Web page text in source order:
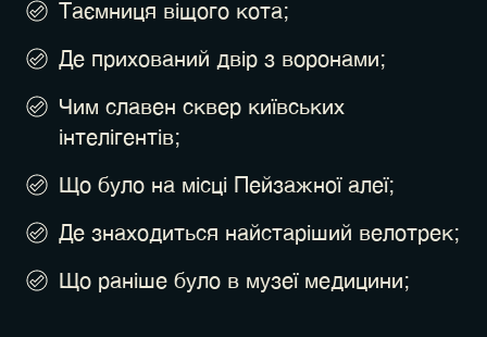
Таємниця віщого кота;
Де прихований двір з воронами;
Чим славен сквер київських
інтелігентів;
Що було на місці Пейзажної алеї;
Де знаходиться найстаріший велотрек;
Що раніше було в музеї медицини;